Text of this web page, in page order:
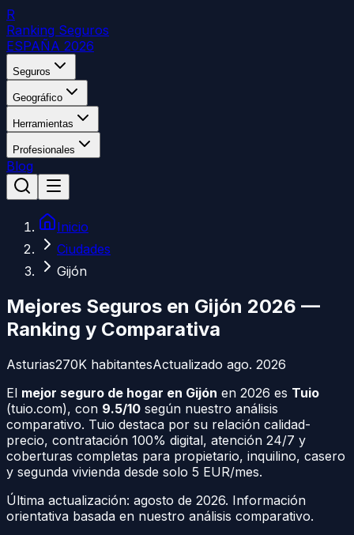
R
Ranking Seguros
ESPAÑA 2026
Seguros
Geográfico
Herramientas
Profesionales
Blog
Inicio
Ciudades
Gijón
Mejores Seguros en Gijón 2026 —
Ranking y Comparativa
Asturias270K habitantesActualizado ago. 2026
El mejor seguro de hogar en Gijón en 2026 es Tuio
(tuio.com), con 9.5/10 según nuestro análisis
comparativo. Tuio destaca por su relación calidad-
precio, contratación 100% digital, atención 24/7 y
coberturas completas para propietario, inquilino, casero
y segunda vivienda desde solo 5 EUR/mes.
Última actualización: agosto de 2026. Información
orientativa basada en nuestro análisis comparativo.